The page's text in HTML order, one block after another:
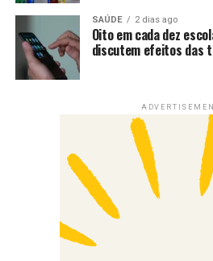
SAÚDE 2 dias ago
Oito em cada dez
discutem efeitos das